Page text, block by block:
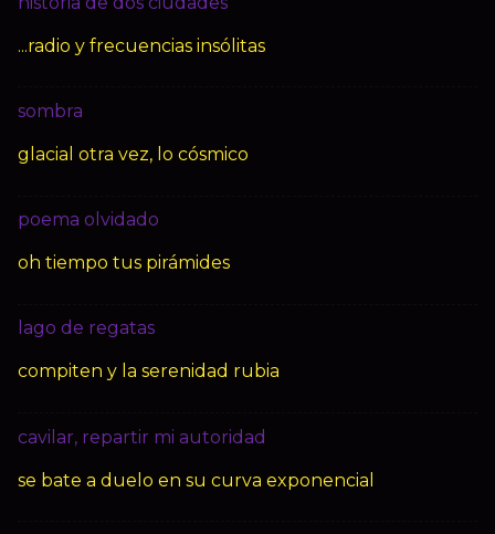
...radio y frecuencias insólitas
sombra
glacial otra vez, lo cósmico
poema olvidado
oh tiempo tus pirámides
lago de regatas
compiten y la serenidad rubia
cavilar, repartir mi autoridad
se bate a duelo en su curva exponencial